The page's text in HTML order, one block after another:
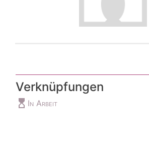
Verknüpfungen
hourglass_top In Arbeit